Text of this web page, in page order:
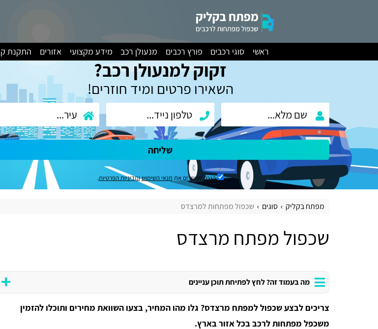
ראשי סוגי רכבים פורץ רכבים מנעולן רכב מידע מקצועי אזורים התקנת
זקוק למנעולן רכב?
השאירו פרטים ומיד חוזרים!
שליחה
הנכם מאשרים את תנאי השימושומדיניות הפרטיות.
מפתח בקליק סוגים שכפול מפתחות למרצדס
שכפול מפתח מרצדס
מה בעמוד זה? לחץ לפתיחת תוכן עניינים
צריכים לבצע שכפול למפתח מרצדס? גלו מהו המחיר, בצעו השוואת מחירים ותוכלו להזמין
משכפל מפתחות לרכב בכל אזור בארץ.